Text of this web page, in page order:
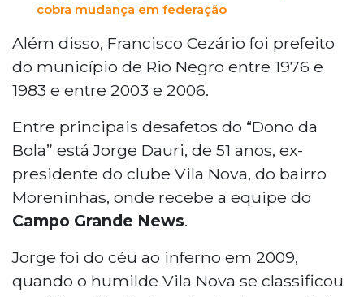
cobra mudança em federação
Além disso, Francisco Cezário foi prefeito
do município de Rio Negro entre 1976 e
1983 e entre 2003 e 2006.
Entre principais desafetos do “Dono da
Bola” está Jorge Dauri, de 51 anos, ex-
presidente do clube Vila Nova, do bairro
Moreninhas, onde recebe a equipe do
Campo Grande News.
Jorge foi do céu ao inferno em 2009,
quando o humilde Vila Nova se classificou